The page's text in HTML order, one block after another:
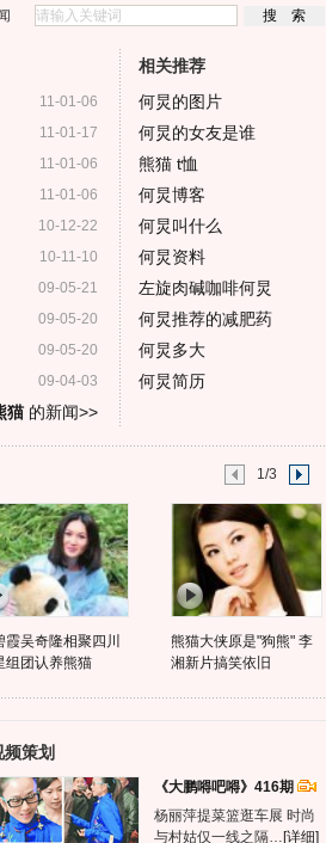
11-01-06
11-01-17
11-01-06
11-01-06
10-12-22
10-11-10
09-05-21
09-05-20
09-05-20
09-04-03
猫的新闻>>
相关推荐
何炅的图片
何炅的女友是谁
熊猫 t恤
何炅博客
何炅叫什么
何炅资料
左旋肉碱咖啡何炅
何炅推荐的减肥药
何炅多大
何炅简历
1/3
霞吴奇隆相聚四川
组团认养熊猫
熊猫大侠原是"狗熊" 李
湘新片搞笑依旧
频策划
《大鹏嘚吧嘚》416期
杨丽萍提菜篮逛车展 时尚
与村姑仅一线之隔… [详细]